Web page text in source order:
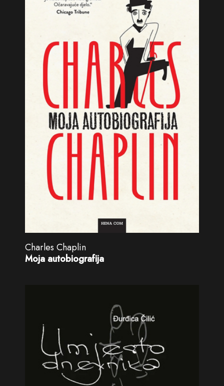
Charles Chaplin
Moja autobiografija